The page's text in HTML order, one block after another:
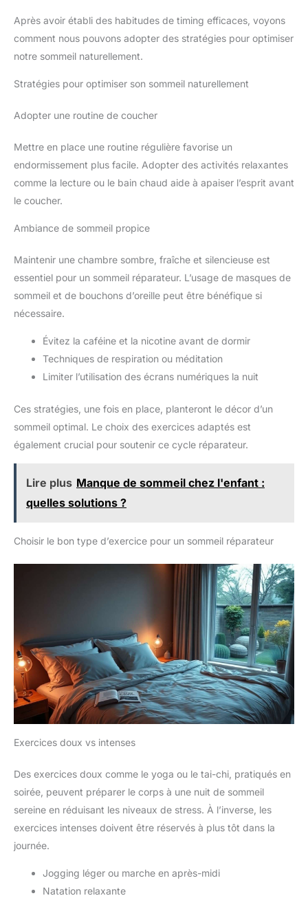
Après avoir établi des habitudes de timing efficaces, voyons
comment nous pouvons adopter des stratégies pour optimiser
notre sommeil naturellement.
Stratégies pour optimiser son sommeil naturellement
Adopter une routine de coucher
Mettre en place une routine régulière favorise un
endormissement plus facile. Adopter des activités relaxantes
comme la lecture ou le bain chaud aide à apaiser l’esprit avant
le coucher.
Ambiance de sommeil propice
Maintenir une chambre sombre, fraîche et silencieuse est
essentiel pour un sommeil réparateur. L’usage de masques de
sommeil et de bouchons d’oreille peut être bénéfique si
nécessaire.
Évitez la caféine et la nicotine avant de dormir
Techniques de respiration ou méditation
Limiter l’utilisation des écrans numériques la nuit
Ces stratégies, une fois en place, planteront le décor d’un
sommeil optimal. Le choix des exercices adaptés est
également crucial pour soutenir ce cycle réparateur.
Lire plus Manque de sommeil chez l'enfant :
quelles solutions ?
Choisir le bon type d’exercice pour un sommeil réparateur
Exercices doux vs intenses
Des exercices doux comme le yoga ou le tai-chi, pratiqués en
soirée, peuvent préparer le corps à une nuit de sommeil
sereine en réduisant les niveaux de stress. À l’inverse, les
exercices intenses doivent être réservés à plus tôt dans la
journée.
Jogging léger ou marche en après-midi
Natation relaxante